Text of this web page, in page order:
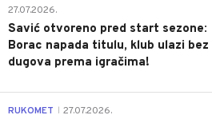
27.07.2026.
Savić otvoreno pred start sezone:
Borac napada titulu, klub ulazi bez
dugova prema igračima!
RUKOMET 27.07.2026.